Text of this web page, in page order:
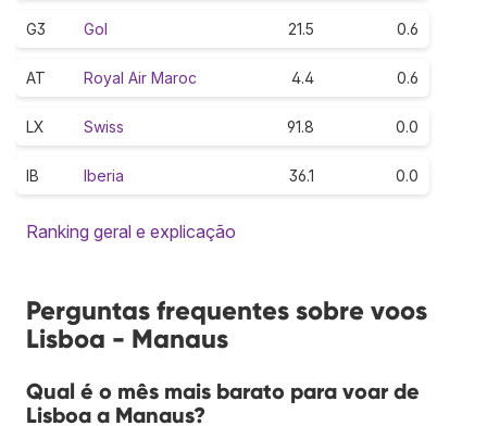
G3 Gol 21.5 0.6
AT Royal Air Maroc 4.4 0.6
LX Swiss 91.8 0.0
IB Iberia 36.1 0.0
Ranking geral e explicação
Perguntas frequentes sobre voos
Lisboa - Manaus
Qual é o mês mais barato para voar de
Lisboa a Manaus?